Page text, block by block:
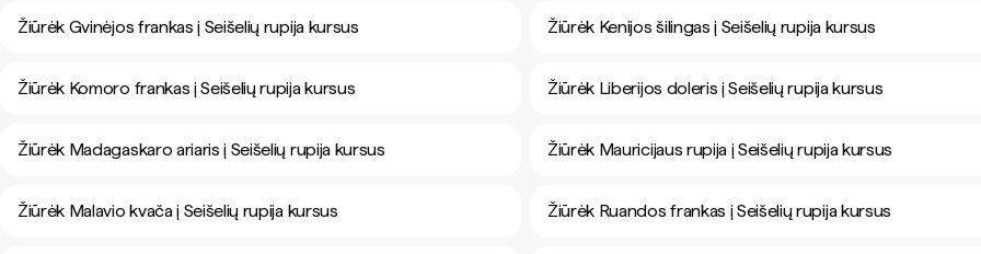
Žiūrėk Gvinėjos frankas į Seišelių rupija kursus Žiūrėk Kenijos šilingas į Seišelių rupija kursus
Žiūrėk Komoro frankas į Seišelių rupija kursus Žiūrėk Liberijos doleris į Seišelių rupija kursus
Žiūrėk Madagaskaro ariaris į Seišelių rupija kursus Žiūrėk Mauricijaus rupija į Seišelių rupija kursus
Žiūrėk Malavio kvača į Seišelių rupija kursus Žiūrėk Ruandos frankas į Seišelių rupija kursus